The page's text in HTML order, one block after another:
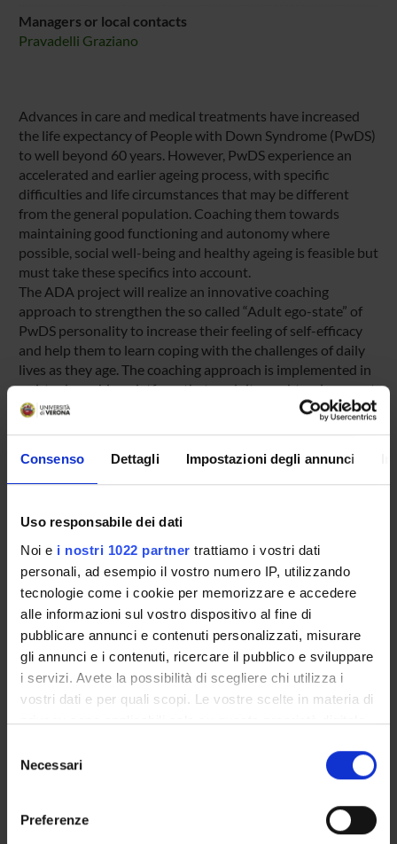
Consenso Dettagli Impostazioni degli annunci
Uso responsabile dei dati
Noi e i nostri 1022 partner trattiamo i vostri dati
personali, ad esempio il vostro numero IP, utilizzando
tecnologie come i cookie per memorizzare e accedere
alle informazioni sul vostro dispositivo al fine di
pubblicare annunci e contenuti personalizzati, misurare
gli annunci e i contenuti, ricercare il pubblico e sviluppare
i servizi. Avete la possibilità di scegliere chi utilizza i
vostri dati e per quali scopi. Le vostre scelte in materia di
privacy sono applicabili solo su questa proprietà digitale
modificare o revocare il proprio consenso in qualsiasi
momento dalla Dichiarazione sui cookie o facendo clic
delNecessari
Preferenze
Managers or local contacts
Pravadelli Graziano
Advances in care and medical treatments have increased
the life expectancy of People with Down Syndrome (PwDS)
to well beyond 60 years. However, PwDS experience an
accelerated and earlier ageing process, with specific
difficulties and life circumstances that may be different
from the general population. Coaching them towards
maintaining good functioning and autonomy where
possible, social well-being and healthy ageing is feasible but
must take these specifics into account.
The ADA project will realize an innovative coaching
approach to strengthen the so called “Adult ego-state” of
PwDS personality to increase their feeling of self-efficacy
and help them to learn coping with the challenges of daily
lives as they age. The coaching approach is implemented in
a virtual coaching platform that exploits unobtrusive smart
objects and IoT technologies to support the user in
according to his/her needs. Data analytics processes
coaching plan, and support and decide a personalized
reaction in daily life activities.
medicine assumptions for PwDS, is addressed to gather
requirements and demonstrate the feasibility of the
approach.
The project will be conducted by a multidisciplinary
consortium composed of social care professionals, coaching
experts, researchers on education for persons with
intellectual disabilities, and ICT technological experts for
IoT, embedded systems and data analytics A scientific
advisory board is foreseen for objective definitions and
further strengthening the outreach into the relevant
communities.
Graziano Pravadelli